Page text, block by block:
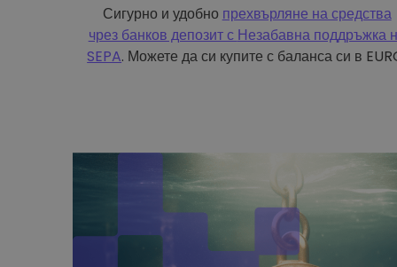
Сигурно и удобно прехвърляне на средства
чрез банков депозит с Незабавна поддръжка
SEPA. Можете да си купите с баланса си в